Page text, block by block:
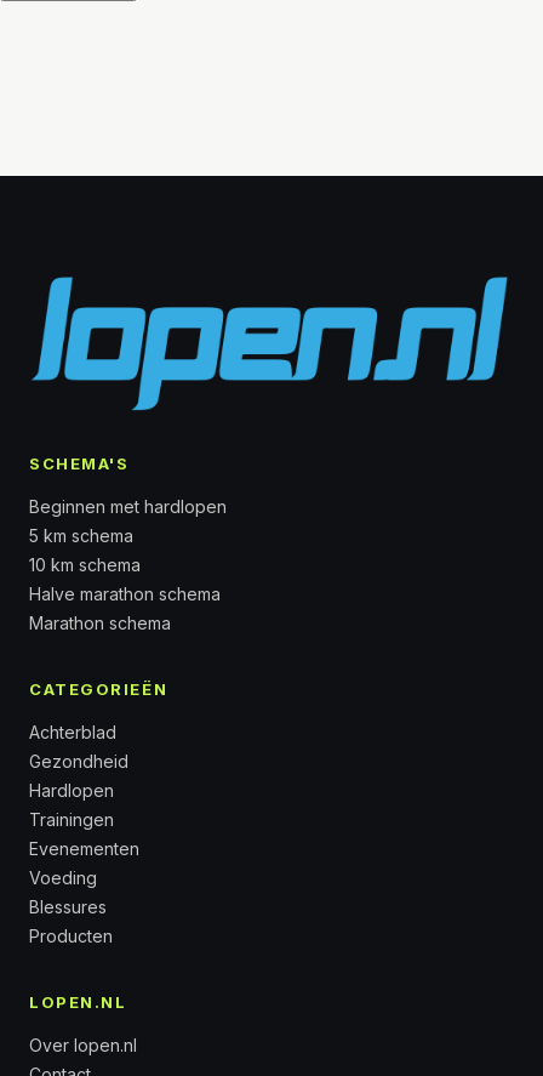
SCHEMA'S
Beginnen met hardlopen
5 km schema
10 km schema
Halve marathon schema
Marathon schema
CATEGORIEËN
Achterblad
Gezondheid
Hardlopen
Trainingen
Evenementen
Voeding
Blessures
Producten
LOPEN.NL
Over lopen.nl